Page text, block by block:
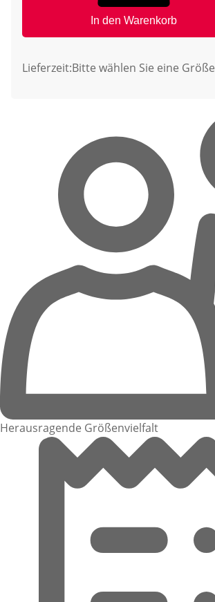
In den Warenkorb
Lieferzeit:Bitte wählen Sie eine Größe
Herausragende Größenvielfalt